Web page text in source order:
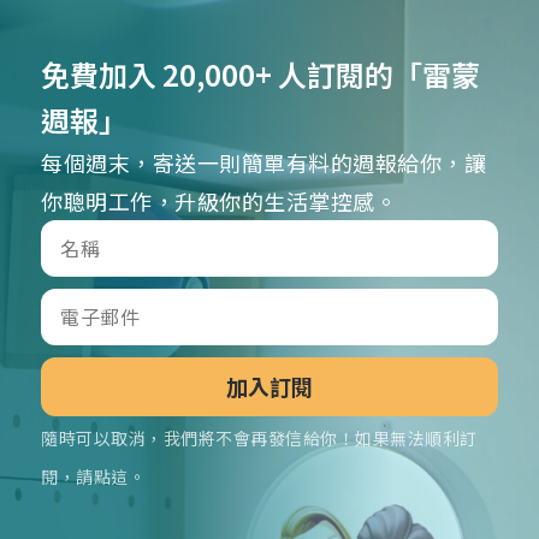
免費加入 20,000+ 人訂閱的「雷蒙
週報」
每個週末，寄送一則簡單有料的週報給你，讓
你聰明工作，升級你的生活掌控感。
加入訂閱
隨時可以取消，我們將不會再發信給你！如果無法順利訂
閱，請點這。